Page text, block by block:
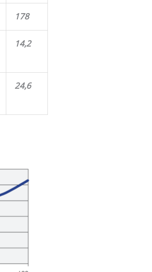
178
14,2
24,6